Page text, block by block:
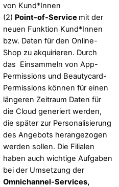
von Kund*Innen
(2) Point-of-Service mit der
neuen Funktion Kund*Innen
bzw. Daten für den Online-
Shop zu akquirieren. Durch
das Einsammeln von App-
Permissions und Beautycard-
Permissions können für einen
längeren Zeitraum Daten für
die Cloud generiert werden,
die später zur Personalisierung
des Angebots herangezogen
werden sollen. Die Filialen
haben auch wichtige Aufgaben
bei der Umsetzung der
Omnichannel-Services,